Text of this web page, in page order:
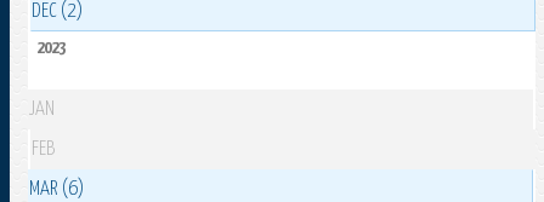
DEC (2)
2023
JAN
FEB
MAR (6)